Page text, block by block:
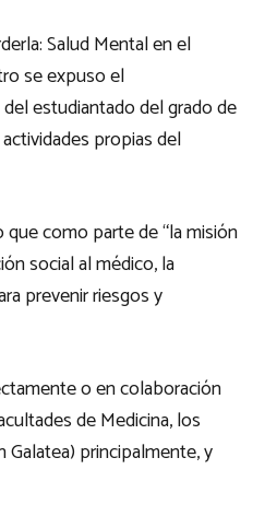
Salud Mental en el
se expuso el
estudiantado del grado de
propias del
como parte de “la misión
social al médico, la
prevenir riesgos y
o en colaboración
de Medicina, los
principalmente, y